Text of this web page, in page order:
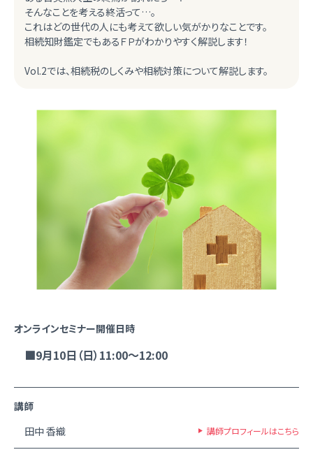
そんなことを考える終活って…。
これはどの世代の人にも考えて欲しい気がかりなことです。
相続知財鑑定でもあるＦＰがわかりやすく解説します！
Vol.2では、相続税のしくみや相続対策について解説します。
オンラインセミナー開催日時
■9月10日（日）11:00～12:00
講師
田中 香織
講師プロフィールはこちら